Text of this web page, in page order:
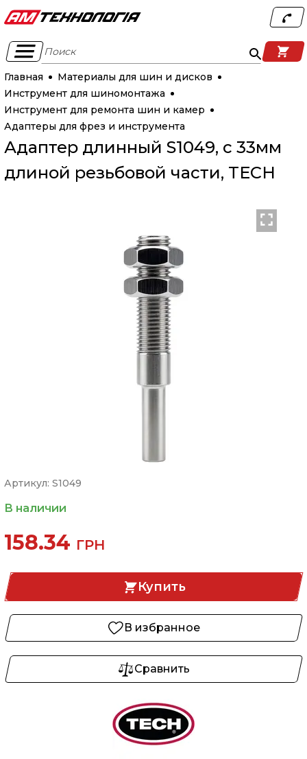
Поиск
Главная
Материалы для шин и дисков
Инструмент для шиномонтажа
Инструмент для ремонта шин и камер
Адаптеры для фрез и инструмента
Адаптер длинный S1049, с 33мм
длиной резьбовой части, TECH
Артикул: S1049
В наличии
158.34 ГРН
Купить
В избранное
Сравнить